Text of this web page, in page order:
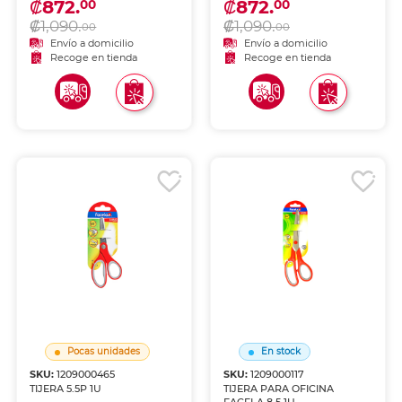
₡872.00
₡1,090.00
Envío a domicilio
Recoge en tienda
₡872.00
₡1,090.00
Envío a domicilio
Recoge en tienda
Pocas unidades
SKU:1209000465
TIJERA 5.5P 1U
En stock
SKU: 1209000117
TIJERA PARA OFICINA